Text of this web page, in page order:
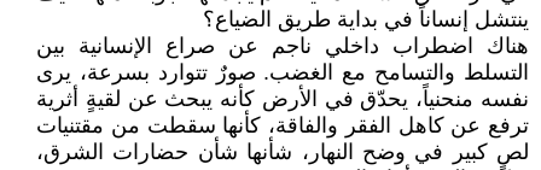
ينتشل إنساناً في بداية طريق الضياع؟
هناك اضطراب داخلي ناجم عن صراع الإنسانية بين
التسلط والتسامح مع الغضب. صورٌ تتوارد بسرعة، يرى
نفسه منحنياً، يحدّق في الأرض كأنه يبحث عن لقيةٍ أثرية
ترفع عن كاهل الفقر والفاقة، كأنها سقطت من مقتنيات
لصٍ كبير في وضح النهار، شأنها شأن حضارات الشرق،